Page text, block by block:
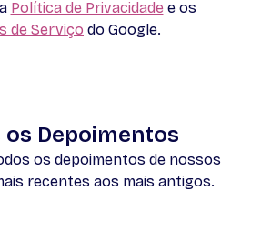
Política de Privacidadee os
de Serviço do Google.
os Depoimentos
os depoimentos de nossos
recentes aos mais antigos.